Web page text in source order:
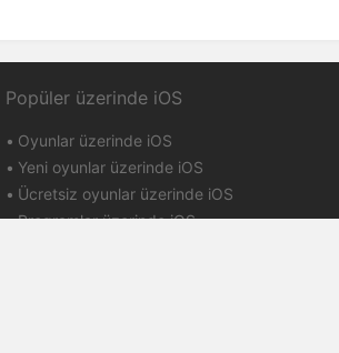
Popüler üzerinde iOS
Oyunlar üzerinde iOS
Yeni oyunlar üzerinde iOS
Ücretsiz oyunlar üzerinde iOS
Programlar üzerinde iOS